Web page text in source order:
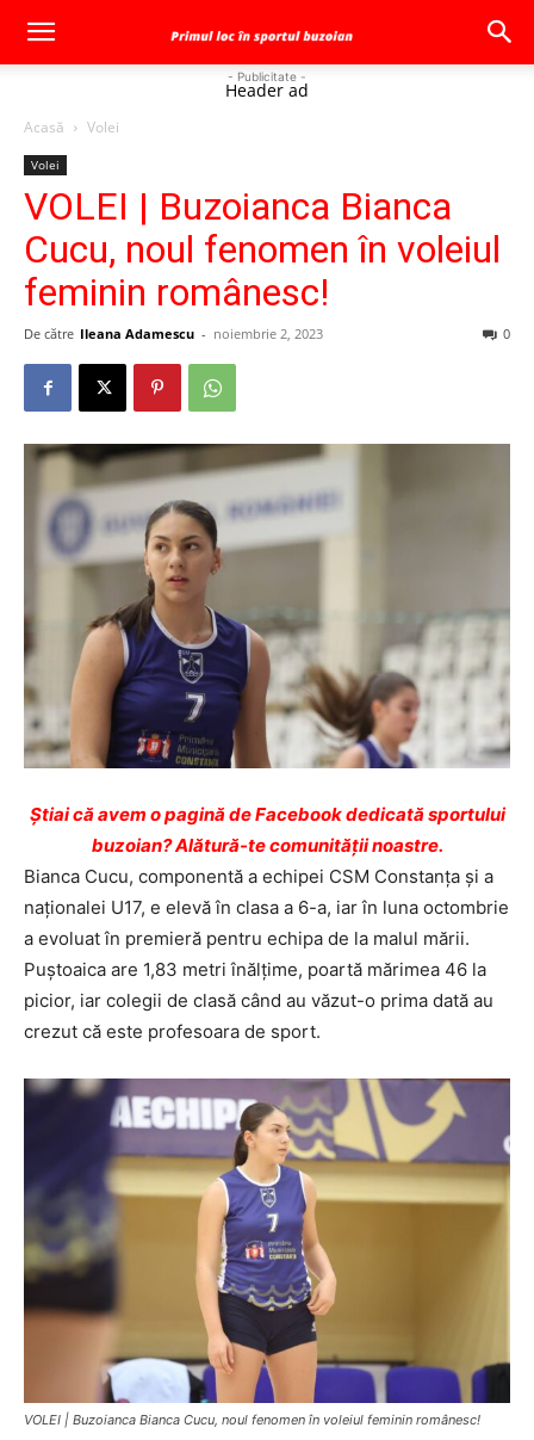
- Publicitate -
Header ad
Acasă Volei
Volei
VOLEI | Buzoianca Bianca
Cucu, noul fenomen în voleiul
feminin românesc!
De către Ileana Adamescu - noiembrie 2, 2023 0
Ştiai că avem o pagină de Facebook dedicată sportului
buzoian? Alătură-te comunității noastre.
Bianca Cucu, componentă a echipei CSM Constanţa şi a
naţionalei U17, e elevă în clasa a 6-a, iar în luna octombrie
a evoluat în premieră pentru echipa de la malul mării.
Puştoaica are 1,83 metri înălţime, poartă mărimea 46 la
picior, iar colegii de clasă când au văzut-o prima dată au
crezut că este profesoara de sport.
VOLEI | Buzoianca Bianca Cucu, noul fenomen în voleiul feminin românesc!